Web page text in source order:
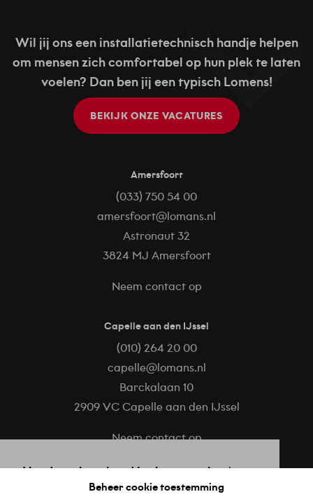
Beheer cookie toestemming
Hard werken, hard lachen, met het hart
op de juiste plaats. Trots op wat je doet
Wil jij ons een installatietechnisch handje helpen
om mensen zich comfortabel op hun plek te laten
voelen? Dan ben jij een typisch Lomens!
BEKIJK ONZE VACATURES
Amersfoort
(033) 750 54 00
amersfoort@lomans.nl
Astronaut 32
3824 MJ Amersfoort
Neem contact op
Capelle aan den IJssel
(010) 264 20 00
capelle@lomans.nl
Barckalaan 10
2909 VC Capelle aan den IJssel
Neem contact op